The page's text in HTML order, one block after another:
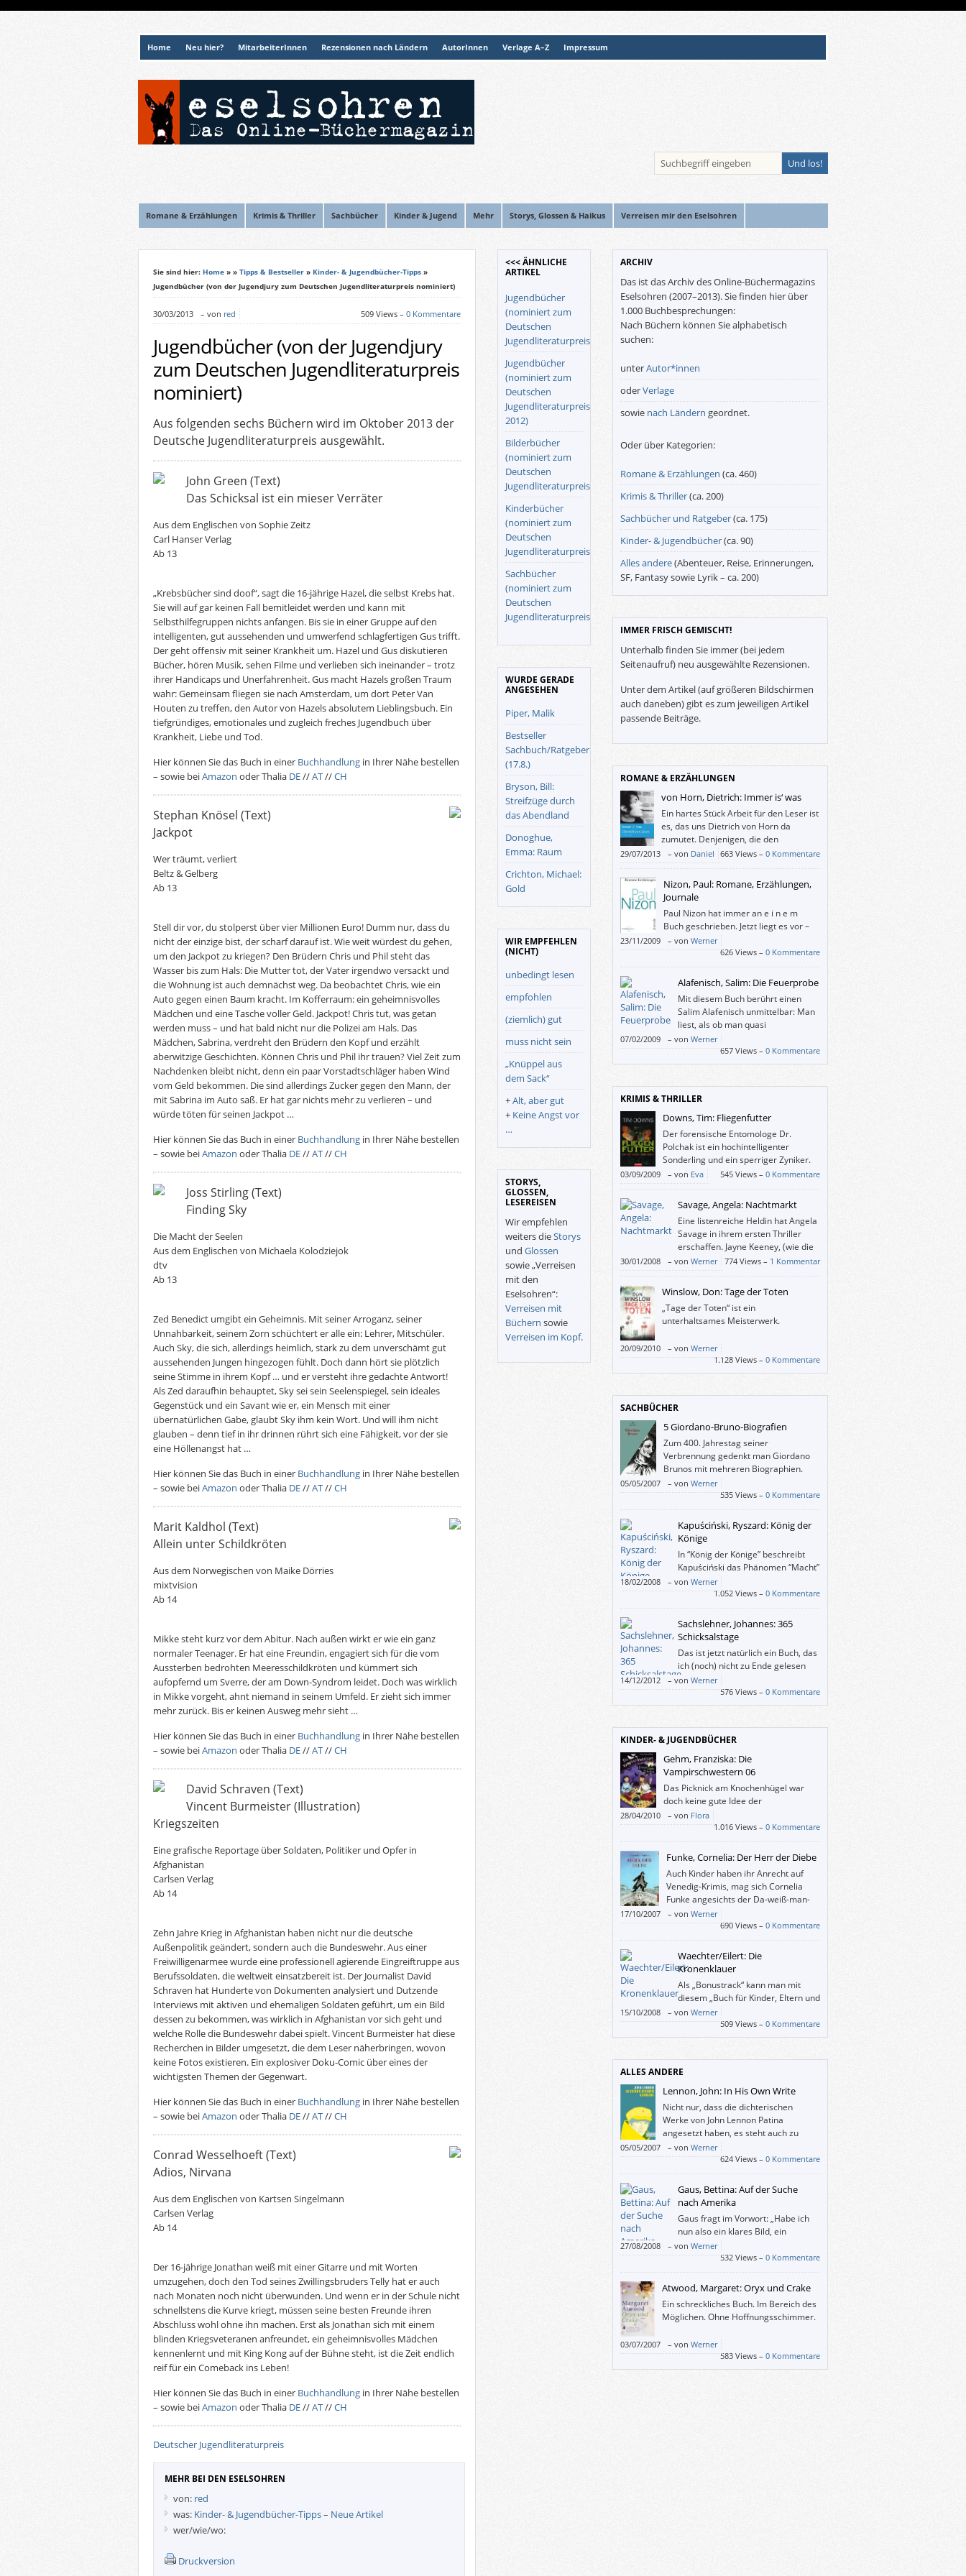
Home Neu hier? MitarbeiterInnen Rezensionen nach Ländern AutorInnen Verlage A–Z Impressum
Romane & Erzählungen Krimis & Thriller Sachbücher Kinder & Jugend Mehr Storys, Glossen & Haikus Verreisen mir den Eselsohren
Sie sind hier: Home » » Tipps & Bestseller » Kinder- & Jugendbücher-Tipps »
Jugendbücher (von der Jugendjury zum Deutschen Jugendliteraturpreis nominiert)
30/03/2013 – von red 509 Views – 0 Kommentare
Jugendbücher (von der Jugendjury
zum Deutschen Jugendliteraturpreis
nominiert)
Aus folgenden sechs Büchern wird im Oktober 2013 der
Deutsche Jugendliteraturpreis ausgewählt.
John Green (Text)
Das Schicksal ist ein mieser Verräter
Aus dem Englischen von Sophie Zeitz
Carl Hanser Verlag
Ab 13
„Krebsbücher sind doof“, sagt die 16-jährige Hazel, die selbst Krebs hat.
Sie will auf gar keinen Fall bemitleidet werden und kann mit
Selbsthilfegruppen nichts anfangen. Bis sie in einer Gruppe auf den
intelligenten, gut aussehenden und umwerfend schlagfertigen Gus trifft.
Der geht offensiv mit seiner Krankheit um. Hazel und Gus diskutieren
Bücher, hören Musik, sehen Filme und verlieben sich ineinander – trotz
ihrer Handicaps und Unerfahrenheit. Gus macht Hazels großen Traum
wahr: Gemeinsam fliegen sie nach Amsterdam, um dort Peter Van
Houten zu treffen, den Autor von Hazels absolutem Lieblingsbuch. Ein
tiefgründiges, emotionales und zugleich freches Jugendbuch über
Krankheit, Liebe und Tod.
Hier können Sie das Buch in einer Buchhandlung in Ihrer Nähe bestellen
– sowie beiAmazon oder Thalia DE//AT//CH
Stephan Knösel (Text)
Jackpot
Wer träumt, verliert
Beltz & Gelberg
Ab 13
Stell dir vor, du stolperst über vier Millionen Euro! Dumm nur, dass du
nicht der einzige bist, der scharf darauf ist. Wie weit würdest du gehen,
um den Jackpot zu kriegen? Den Brüdern Chris und Phil steht das
Wasser bis zum Hals: Die Mutter tot, der Vater irgendwo versackt und
die Wohnung ist auch demnächst weg. Da beobachtet Chris, wie ein
Auto gegen einen Baum kracht. Im Kofferraum: ein geheimnisvolles
Mädchen und eine Tasche voller Geld. Jackpot! Chris tut, was getan
werden muss – und hat bald nicht nur die Polizei am Hals. Das
Mädchen, Sabrina, verdreht den Brüdern den Kopf und erzählt
aberwitzige Geschichten. Können Chris und Phil ihr trauen? Viel Zeit zum
Nachdenken bleibt nicht, denn ein paar Vorstadtschläger haben Wind
vom Geld bekommen. Die sind allerdings Zucker gegen den Mann, der
mit Sabrina im Auto saß. Er hat gar nichts mehr zu verlieren – und
würde töten für seinen Jackpot …
Hier können Sie das Buch in einer Buchhandlung in Ihrer Nähe bestellen
– sowie beiAmazon oder Thalia DE//AT//CH
Joss Stirling (Text)
Finding Sky
Die Macht der Seelen
Aus dem Englischen von Michaela Kolodziejok
dtv
Ab 13
Zed Benedict umgibt ein Geheimnis. Mit seiner Arroganz, seiner
Unnahbarkeit, seinem Zorn schüchtert er alle ein: Lehrer, Mitschüler.
Auch Sky, die sich, allerdings heimlich, stark zu dem unverschämt gut
aussehenden Jungen hingezogen fühlt. Doch dann hört sie plötzlich
seine Stimme in ihrem Kopf … und er versteht ihre gedachte Antwort!
Als Zed daraufhin behauptet, Sky sei sein Seelenspiegel, sein ideales
Gegenstück und ein Savant wie er, ein Mensch mit einer
übernatürlichen Gabe, glaubt Sky ihm kein Wort. Und will ihm nicht
glauben – denn tief in ihr drinnen rührt sich eine Fähigkeit, vor der sie
eine Höllenangst hat …
Hier können Sie das Buch in einer Buchhandlung in Ihrer Nähe bestellen
– sowie beiAmazon oder Thalia DE//AT//CH
Marit Kaldhol (Text)
Allein unter Schildkröten
Aus dem Norwegischen von Maike Dörries
mixtvision
Ab 14
Mikke steht kurz vor dem Abitur. Nach außen wirkt er wie ein ganz
normaler Teenager. Er hat eine Freundin, engagiert sich für die vom
Aussterben bedrohten Meeresschildkröten und kümmert sich
aufopfernd um Sverre, der am Down-Syndrom leidet. Doch was wirklich
in Mikke vorgeht, ahnt niemand in seinem Umfeld. Er zieht sich immer
mehr zurück. Bis er keinen Ausweg mehr sieht …
Hier können Sie das Buch in einer Buchhandlung in Ihrer Nähe bestellen
– sowie beiAmazon oder Thalia DE//AT//CH
David Schraven (Text)
Vincent Burmeister (Illustration)
Kriegszeiten
Eine grafische Reportage über Soldaten, Politiker und Opfer in
Afghanistan
Carlsen Verlag
Ab 14
Zehn Jahre Krieg in Afghanistan haben nicht nur die deutsche
Außenpolitik geändert, sondern auch die Bundeswehr. Aus einer
Freiwilligenarmee wurde eine professionell agierende Eingreiftruppe aus
Berufssoldaten, die weltweit einsatzbereit ist. Der Journalist David
Schraven hat Hunderte von Dokumenten analysiert und Dutzende
Interviews mit aktiven und ehemaligen Soldaten geführt, um ein Bild
dessen zu bekommen, was wirklich in Afghanistan vor sich geht und
welche Rolle die Bundeswehr dabei spielt. Vincent Burmeister hat diese
Recherchen in Bilder umgesetzt, die dem Leser näherbringen, wovon
keine Fotos existieren. Ein explosiver Doku-Comic über eines der
wichtigsten Themen der Gegenwart.
Hier können Sie das Buch in einer Buchhandlung in Ihrer Nähe bestellen
– sowie beiAmazon oder Thalia DE//AT//CH
Conrad Wesselhoeft (Text)
Adios, Nirvana
Aus dem Englischen von Kartsen Singelmann
Carlsen Verlag
Ab 14
Der 16-jährige Jonathan weiß mit einer Gitarre und mit Worten
umzugehen, doch den Tod seines Zwillingsbruders Telly hat er auch
nach Monaten noch nicht überwunden. Und wenn er in der Schule nicht
schnellstens die Kurve kriegt, müssen seine besten Freunde ihren
Abschluss wohl ohne ihn machen. Erst als Jonathan sich mit einem
blinden Kriegsveteranen anfreundet, ein geheimnisvolles Mädchen
kennenlernt und mit King Kong auf der Bühne steht, ist die Zeit endlich
reif für ein Comeback ins Leben!
Hier können Sie das Buch in einer Buchhandlung in Ihrer Nähe bestellen
– sowie beiAmazon oder Thalia DE//AT//CH
Deutscher Jugendliteraturpreis
MEHR BEI DEN ESELSOHREN
von: red
was: Kinder- & Jugendbücher-Tipps– Neue Artikel
wer/wie/wo:
Druckversion
<<< ÄHNLICHE
ARTIKEL
Jugendbücher
(nominiert zum
Deutschen
Jugendliteraturpreis)
Jugendbücher
(nominiert zum
Deutschen
Jugendliteraturpreis
2012)
Bilderbücher
(nominiert zum
Deutschen
Jugendliteraturpreis)
Kinderbücher
(nominiert zum
Deutschen
Jugendliteraturpreis)
Sachbücher
(nominiert zum
Deutschen
Jugendliteraturpreis)
WURDE GERADE
ANGESEHEN
Piper, Malik
Bestseller
Sachbuch/Ratgeber
(17.8.)
Bryson, Bill:
Streifzüge durch
das Abendland
Donoghue,
Emma: Raum
Crichton, Michael:
Gold
WIR EMPFEHLEN
(NICHT)
unbedingt lesen
empfohlen
(ziemlich) gut
muss nicht sein
„Knüppel aus
dem Sack“
+Alt, aber gut
+ Keine Angst vor
…
STORYS,
GLOSSEN,
LESEREISEN
Wir empfehlen
weiters dieStorys
und Glossen
sowie „Verreisen
mit den
Eselsohren“:
Verreisen mit
Büchern sowie
Verreisen im Kopf.
ARCHIV
Das ist das Archiv des Online-Büchermagazins
Eselsohren (2007–2013). Sie finden hier über
1.000 Buchbesprechungen:
Nach Büchern können Sie alphabetisch
suchen:
unterAutor*innen
oderVerlage
sowie nach Ländern geordnet.
Oder über Kategorien:
Romane & Erzählungen (ca. 460)
Krimis & Thriller(ca. 200)
Sachbücher und Ratgeber(ca. 175)
Kinder- & Jugendbücher(ca. 90)
Alles andere(Abenteuer, Reise, Erinnerungen,
SF, Fantasy sowie Lyrik – ca. 200)
IMMER FRISCH GEMISCHT!
Unterhalb finden Sie immer (bei jedem
Seitenaufruf) neu ausgewählte Rezensionen.
Unter dem Artikel (auf größeren Bildschirmen
auch daneben) gibt es zum jeweiligen Artikel
passende Beiträge.
ROMANE & ERZÄHLUNGEN
von Horn, Dietrich: Immer is‘ was
Ein hartes Stück Arbeit für den Leser ist
es, das uns Dietrich von Horn da
zumutet. Denjenigen, die den
distanzierten Stil von Chroniken und
Zeitgeistskizzen mögen, kann das durchaus
Lesevergnügen bereiten. Dem Leser, dem es
eher darum geht, für den jungen Helden
Empathie zu empfinden, ist hingegen von der
Lektüre eher abzuraten.
29/07/2013 – von Daniel 663 Views – 0 Kommentare
Nizon, Paul: Romane, Erzählungen,
Journale
Paul Nizon hat immer an e i n e m
Buch geschrieben. Jetzt liegt es vor –
mit 1.488 Seiten.
23/11/2009 – von Werner
626 Views – 0 Kommentare
Alafenisch, Salim: Die Feuerprobe
Mit diesem Buch berührt einen
Salim Alafenisch unmittelbar: Man
liest, als ob man quasi
einemGeschichtenerzähler
lauschen würde, dessen Geschichte sich vor
kurzem oder in ferner Vergangenheit ereignet
07/02/2009 – von Werner
657 Views – 0 Kommentare
KRIMIS & THRILLER
Downs, Tim: Fliegenfutter
Der forensische Entomologe Dr.
Polchak ist ein hochintelligenter
Sonderling und ein sperriger Zyniker.
03/09/2009 – von Eva 545 Views – 0 Kommentare
Savage, Angela: Nachtmarkt
Eine listenreiche Heldin hat Angela
Savage in ihrem ersten Thriller
erschaffen. Jayne Keeney, (wie die
Autorin aus Australien
stammende,) toughe und beherzte
Privatdetektivin in Bangkok, besucht ihren
schwulen Freund Didier in Chiang Mai (der wie die
Autorin in der AIDS-Hilfe tätig ist). Dieser wird des
Mordes verdächtigt und kommt bei seiner
Verhaftung ums Leben. Jayne macht sich gegen
viele Warnungen und besseres Wissen daran,
30/01/2008 – von Werner 774 Views – 1 Kommentar
Winslow, Don: Tage der Toten
„Tage der Toten“ ist ein
unterhaltsames Meisterwerk.
20/09/2010 – von Werner
1.128 Views – 0 Kommentare
SACHBÜCHER
5 Giordano-Bruno-Biografien
Zum 400. Jahrestag seiner
Verbrennung gedenkt man Giordano
Brunos mit mehreren Biographien.
05/05/2007 – von Werner
535 Views – 0 Kommentare
Kapuściński, Ryszard: König der
Könige
In “König der Könige” beschreibt
Kapuściński das Phänomen “Macht”
nicht über Helden-Verehrung oder -
Kritik, sondern aus der Perspektive der Insider,
der Würdenträger, Spitzel und Helfershelfer, die
voller Angst und Stolz einem absoluten Herrscher
gedient haben.
18/02/2008 – von Werner
1.052 Views – 0 Kommentare
Sachslehner, Johannes: 365
Schicksalstage
Das ist jetzt natürlich ein Buch, das
ich (noch) nicht zu Ende gelesen
habe. Ich habe „Stichproben“
genommen und mir vorgenommen, das nächste
Jahr damit zu verbringen. Wie geplant, werd‘ ich‘s
Schicksalstag Österreichs zu vergegenwärtigen,
das hätte schon was.
14/12/2012 – von Werner
576 Views – 0 Kommentare
KINDER- & JUGENDBÜCHER
Gehm, Franziska: Die
Vampirschwestern 06
Das Picknick am Knochenhügel war
doch keine gute Idee der
Vampirschwestern Daka und Silvania.
28/04/2010 – von Flora
1.016 Views – 0 Kommentare
Funke, Cornelia: Der Herr der Diebe
Auch Kinder haben ihr Anrecht auf
Venedig-Krimis, mag sich Cornelia
Funke angesichts der Da-weiß-man-
was-man-kriegt-Donna-Leons gedacht
haben und erzählt ihrem Publikum in “Der Herr
der Diebe” eine anspruchsvolle Geschichte mit
vielen überraschenden Drehungen und
Wendungen.
17/10/2007 – von Werner
690 Views – 0 Kommentare
Waechter/Eilert: Die
Kronenklauer
Als „Bonustrack“ kann man mit
diesem „Buch für Kinder, Eltern und
andere anspruchsvolle LeserInnen“
auch folgende Sachen treiben: falzen, raten,
reimen, puzzlen, malen, singen und schneiden.
15/10/2008 – von Werner
509 Views – 0 Kommentare
ALLES ANDERE
Lennon, John: In His Own Write
Nicht nur, dass die dichterischen
Werke von John Lennon Patina
angesetzt haben, es steht auch zu
bezweifeln, ob seine Gedichte und
Kurzgeschichten jemals erschienen wären, wenn
sie jemand anderer geschrieben hätte.
05/05/2007 – von Werner
624 Views – 0 Kommentare
Gaus, Bettina: Auf der Suche
nach Amerika
Gaus fragt im Vorwort: „Habe ich
nun also ein klares Bild, ein
sicheres Urteil gewinnen können?“.
Und gibt sich die Antwort gleich selbst: „Nein“. So
ähnlich war’s bei mir auch: Dieses Buch ist
ziemlich spurlos an mir vorübergegangen.
27/08/2008 – von Werner
532 Views – 0 Kommentare
Atwood, Margaret: Oryx und Crake
Ein schreckliches Buch. Im Bereich des
Möglichen. Ohne Hoffnungsschimmer.
03/07/2007 – von Werner
583 Views – 0 Kommentare